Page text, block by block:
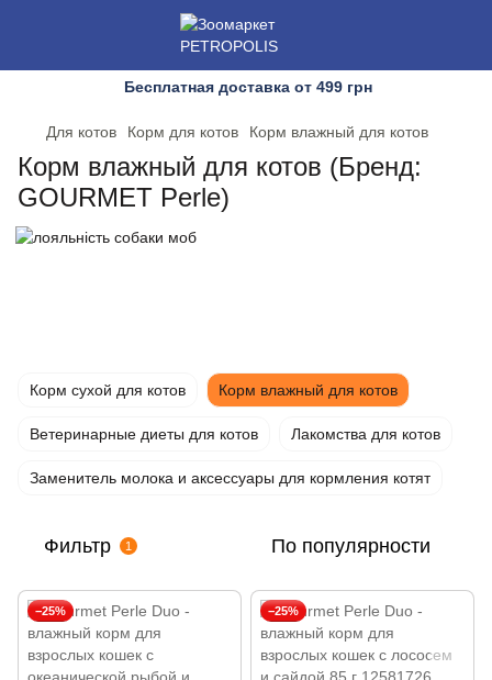
Бесплатная доставка от 499 грн
Для котов Корм для котов Корм влажный для котов
Корм влажный для котов (Бренд:
GOURMET Perle)
Корм сухой для котов Корм влажный для котов
Ветеринарные диеты для котов Лакомства для котов
Заменитель молока и аксессуары для кормления котят
Фильтр 1 По популярности
−25% −25%